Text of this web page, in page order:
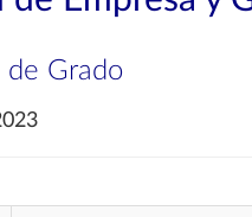
de Grado